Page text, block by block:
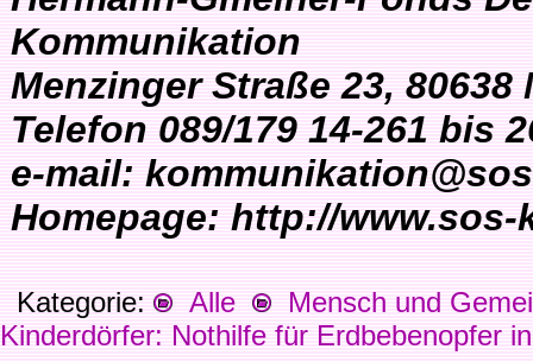
Kommunikation
Menzinger Straße 23, 80638
Telefon 089/179 14-261 bis
e-mail:
Homepage: http://www.sos-
Kategorie: Alle
Mensch und
Kinderdörfer: Nothilfe für Erdbebenopfer